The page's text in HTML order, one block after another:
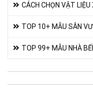
CÁCH CHỌN VẬT LIỆU
TOP 10+ MẪU SÂN
TOP 99+ MẪU NHÀ